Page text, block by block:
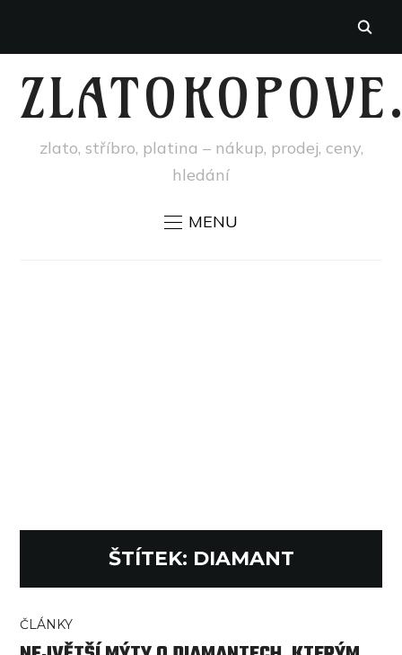
zlato, stříbro, platina – nákup, prodej, ceny,
hledání
MENU
ŠTÍTEK: DIAMANT
ČLÁNKY